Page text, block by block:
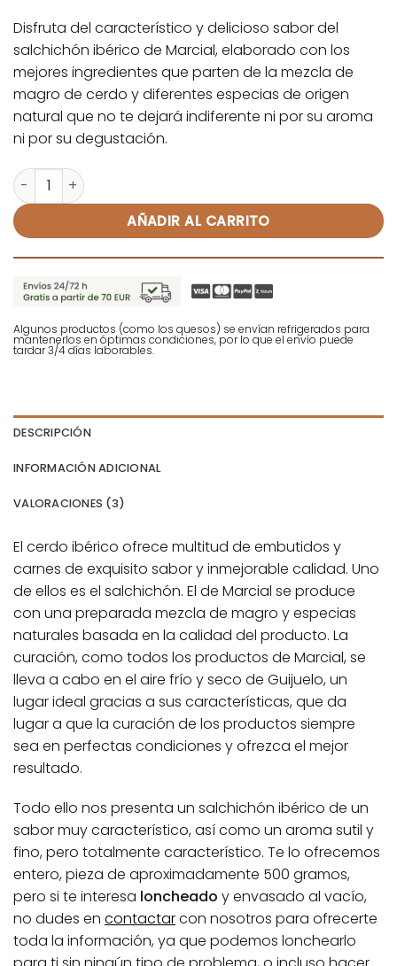
Disfruta del característico y delicioso sabor del
salchichón ibérico de Marcial, elaborado con los
mejores ingredientes que parten de la mezcla de
magro de cerdo y diferentes especias de origen
natural que no te dejará indiferente ni por su aroma
ni por su degustación.
Salchichón ibérico vela - Marcial cantidad
AÑADIR AL CARRITO
Alternative:
Algunos productos (como los quesos) se envían refrigerados para
mantenerlos en óptimas condiciones, por lo que el envío puede
tardar 3/4 días laborables.
DESCRIPCIÓN
INFORMACIÓN ADICIONAL
VALORACIONES (3)
El cerdo ibérico ofrece multitud de embutidos y
carnes de exquisito sabor y inmejorable calidad. Uno
de ellos es el salchichón. El de Marcial se produce
con una preparada mezcla de magro y especias
naturales basada en la calidad del producto. La
curación, como todos los productos de Marcial, se
lleva a cabo en el aire frío y seco de Guijuelo, un
lugar ideal gracias a sus características, que da
lugar a que la curación de los productos siempre
sea en perfectas condiciones y ofrezca el mejor
resultado.
Todo ello nos presenta un salchichón ibérico de un
sabor muy característico, así como un aroma sutil y
fino, pero totalmente característico. Te lo ofrecemos
entero, pieza de aproximadamente 500 gramos,
pero si te interesa loncheado y envasado al vacío,
no dudes en contactarcon nosotros para ofrecerte
toda la información, ya que podemos lonchearlo